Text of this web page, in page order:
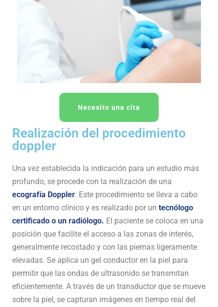
Necesito una cita
Realización del procedimiento
doppler
Una vez establecida la indicación para un estudio más
profundo, se procede con la realización de una
ecografía Doppler. Este procedimiento se lleva a cabo
en un entorno clínico y es realizado por un tecnólogo
certificado o un radiólogo. El paciente se coloca en una
posición que facilite el acceso a las zonas de interés,
generalmente recostado y con las piernas ligeramente
elevadas. Se aplica un gel conductor en la piel para
permitir que las ondas de ultrasonido se transmitan
eficientemente. A través de un transductor que se mueve
sobre la piel, se capturan imágenes en tiempo real del